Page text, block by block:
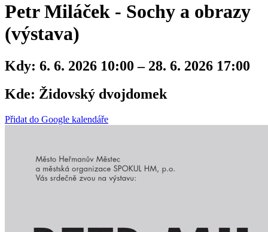
Petr Miláček - Sochy a obrazy
(výstava)
Kdy: 6. 6. 2026 10:00 – 28. 6. 2026 17:00
Kde: Židovský dvojdomek
Přidat do Google kalendáře